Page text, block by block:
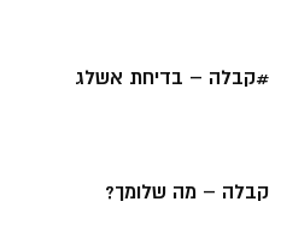
#קבלה – בדיחת אשלג
קבלה – מה שלומך?